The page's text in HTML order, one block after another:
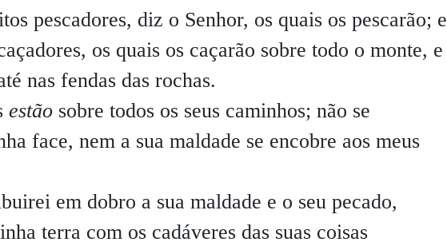
pescadores, diz o Senhor, os quais os pescarão; e
os quais os caçarão sobre todo o monte, e
nas fendas das rochas.
estão sobre todos os seus caminhos; não se
face, nem a sua maldade se encobre aos meus
em dobro a sua maldade e o seu pecado,
terra com os cadáveres das suas coisas